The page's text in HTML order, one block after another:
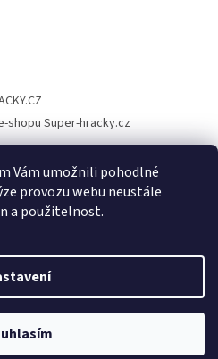
Vám umožnili pohodlné
provozu webu neustále
a použitelnost.
shopu Super-hracky.cz
Shoptet
. Všechna práva vyhrazena.